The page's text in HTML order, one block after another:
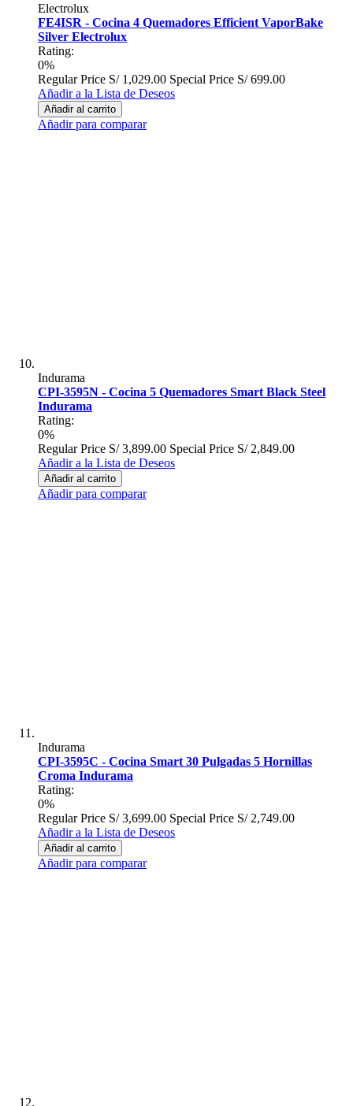
Electrolux
FE4ISR - Cocina 4 Quemadores Efficient VaporBake
Silver Electrolux
Rating:
0%
Regular Price S/ 1,029.00 Special Price S/ 699.00
Añadir a la Lista de Deseos
Añadir al carrito
Añadir para comparar
Indurama
CPI-3595N - Cocina 5 Quemadores Smart Black Steel
Indurama
Rating:
0%
Regular Price S/ 3,899.00 Special Price S/ 2,849.00
Añadir a la Lista de Deseos
Añadir al carrito
Añadir para comparar
Indurama
CPI-3595C - Cocina Smart 30 Pulgadas 5 Hornillas
Croma Indurama
Rating:
0%
Regular Price S/ 3,699.00 Special Price S/ 2,749.00
Añadir a la Lista de Deseos
Añadir al carrito
Añadir para comparar